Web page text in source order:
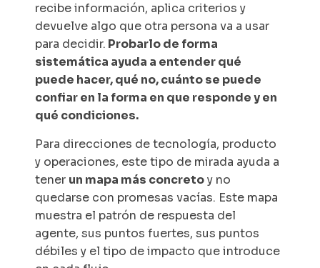
recibe información, aplica criterios y
devuelve algo que otra persona va a usar
para decidir. Probarlo de forma
sistemática ayuda a entender qué
puede hacer, qué no, cuánto se puede
confiar en la forma en que responde y en
qué condiciones.
Para direcciones de tecnología, producto
y operaciones, este tipo de mirada ayuda a
tener un mapa más concretoy no
quedarse con promesas vacías. Este mapa
muestra el patrón de respuesta del
agente, sus puntos fuertes, sus puntos
débiles y el tipo de impacto que introduce